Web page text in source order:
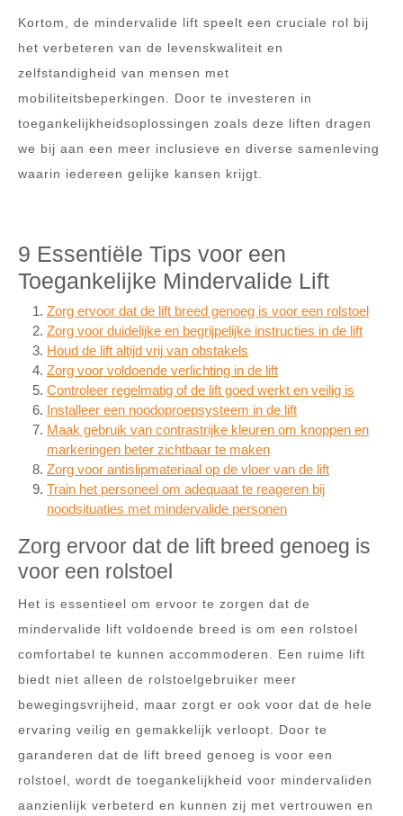
Kortom, de mindervalide lift speelt een cruciale rol bij
het verbeteren van de levenskwaliteit en
zelfstandigheid van mensen met
mobiliteitsbeperkingen. Door te investeren in
toegankelijkheidsoplossingen zoals deze liften dragen
we bij aan een meer inclusieve en diverse samenleving
waarin iedereen gelijke kansen krijgt.
9 Essentiële Tips voor een
Toegankelijke Mindervalide Lift
Zorg ervoor dat de lift breed genoeg is voor een rolstoel
Zorg voor duidelijke en begrijpelijke instructies in de lift
Houd de lift altijd vrij van obstakels
Zorg voor voldoende verlichting in de lift
Controleer regelmatig of de lift goed werkt en veilig is
Installeer een noodoproepsysteem in de lift
Maak gebruik van contrastrijke kleuren om knoppen en
markeringen beter zichtbaar te maken
Zorg voor antislipmateriaal op de vloer van de lift
Train het personeel om adequaat te reageren bij
noodsituaties met mindervalide personen
Zorg ervoor dat de lift breed genoeg is
voor een rolstoel
Het is essentieel om ervoor te zorgen dat de
mindervalide lift voldoende breed is om een rolstoel
comfortabel te kunnen accommoderen. Een ruime lift
biedt niet alleen de rolstoelgebruiker meer
bewegingsvrijheid, maar zorgt er ook voor dat de hele
ervaring veilig en gemakkelijk verloopt. Door te
garanderen dat de lift breed genoeg is voor een
rolstoel, wordt de toegankelijkheid voor mindervaliden
aanzienlijk verbeterd en kunnen zij met vertrouwen en